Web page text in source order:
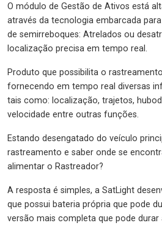
O módulo de Gestão de Ativos está
através da tecnologia embarcada
de semirreboques: Atrelados ou
localização precisa em tempo real.
Produto que possibilita o
fornecendo em tempo real diversas
tais como: localização, trajetos,
velocidade entre outras funções.
Estando desengatado do veículo
rastreamento e saber onde se
alimentar o Rastreador?
A resposta é simples, a SatLight
que possui bateria própria que pode
versão mais completa que pode durar